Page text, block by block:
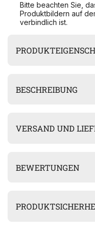
Bitte beachten Sie,
Produktbildern auf
verbindlich ist.
BESCHREIBUNG
VERSAND UND
BEWERTUNGEN